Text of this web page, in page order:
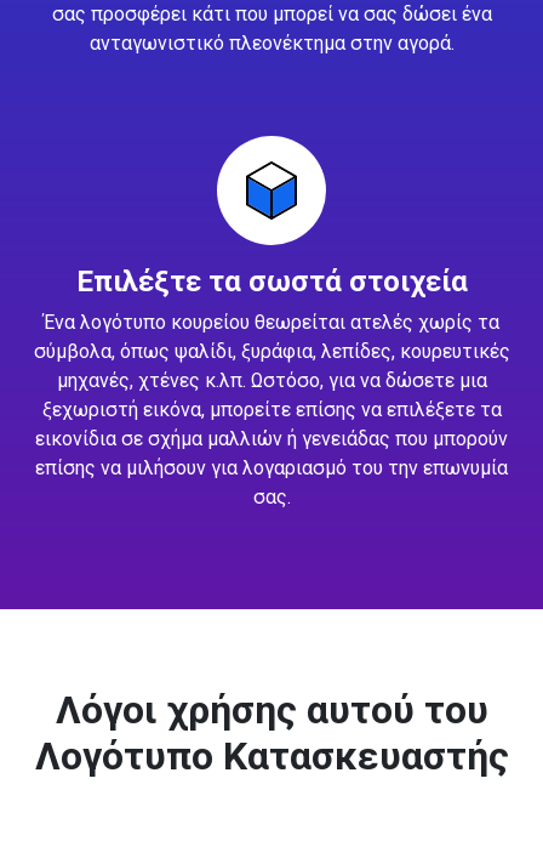
σας προσφέρει κάτι που μπορεί να σας δώσει ένα
ανταγωνιστικό πλεονέκτημα στην αγορά.
Επιλέξτε τα σωστά στοιχεία
Ένα λογότυπο κουρείου θεωρείται ατελές χωρίς τα
σύμβολα, όπως ψαλίδι, ξυράφια, λεπίδες, κουρευτικές
μηχανές, χτένες κ.λπ. Ωστόσο, για να δώσετε μια
ξεχωριστή εικόνα, μπορείτε επίσης να επιλέξετε τα
εικονίδια σε σχήμα μαλλιών ή γενειάδας που μπορούν
επίσης να μιλήσουν για λογαριασμό του την επωνυμία
σας.
Λόγοι χρήσης αυτού του
Λογότυπο Κατασκευαστής